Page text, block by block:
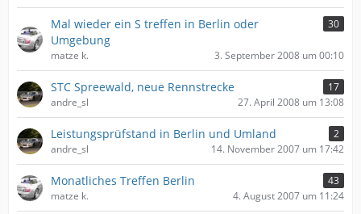
Mal wieder ein S treffen in Berlin oder
Umgebung
30
matze k. 3. September 2008 um 00:10
STC Spreewald, neue Rennstrecke
17
andre_sl
27. April 2008 um 13:08
Leistungsprüfstand in Berlin und Umland
2
andre_sl
14. November 2007 um 17:42
Monatliches Treffen Berlin
43
matze k.
4. August 2007 um 11:24